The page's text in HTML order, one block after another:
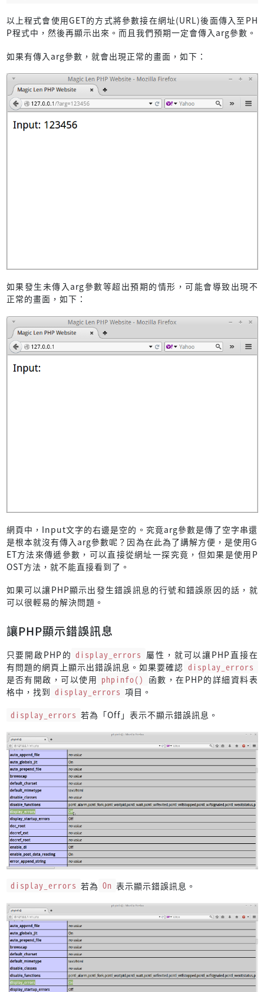
以上程式會使用GET的方式將參數接在網址(URL)後面傳入至PH
P程式中，然後再顯示出來。而且我們預期一定會傳入arg參數。
如果有傳入arg參數，就會出現正常的畫面，如下：
如果發生未傳入arg參數等超出預期的情形，可能會導致出現不
正常的畫面，如下：
網頁中，Input文字的右邊是空的。究竟arg參數是傳了空字串還
是根本就沒有傳入arg參數呢？因為在此為了講解方便，是使用G
ET方法來傳遞參數，可以直接從網址一探究竟，但如果是使用P
OST方法，就不能直接看到了。
如果可以讓PHP顯示出發生錯誤訊息的行號和錯誤原因的話，就
可以很輕易的解決問題。
讓PHP顯示錯誤訊息
只要開啟PHP的 display_errors 屬性，就可以讓PHP直接在
有問題的網頁上顯示出錯誤訊息。如果要確認 display_errors
是否有開啟，可以使用 phpinfo() 函數，在PHP的詳細資料表
格中，找到 display_errors 項目。
display_errors 若為「Off」表示不顯示錯誤訊息。
display_errors 若為 On 表示顯示錯誤訊息。